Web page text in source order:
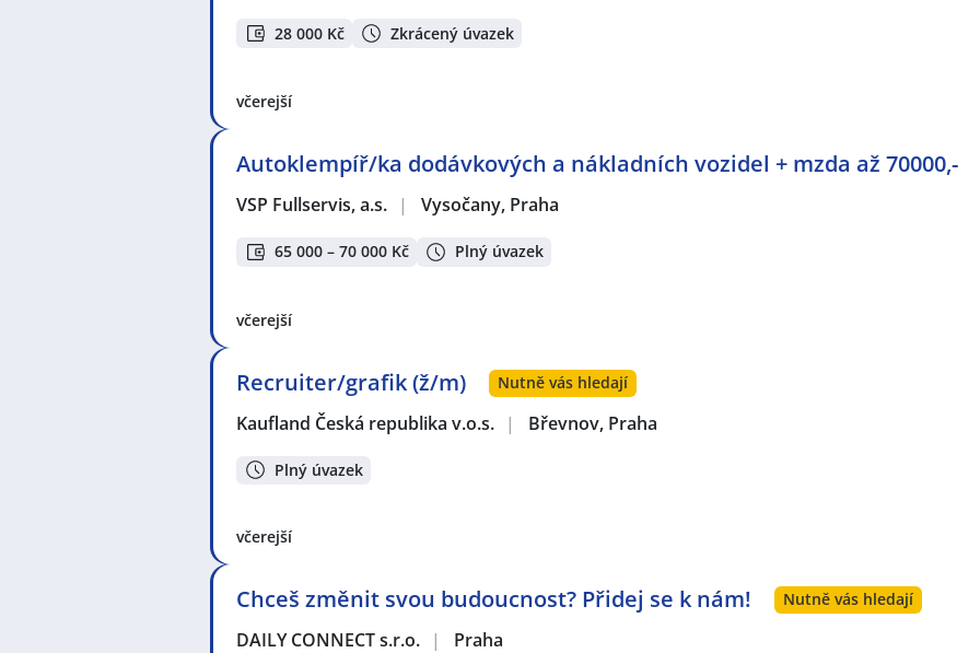
28 000 Kč Zkrácený úvazek
včerejší
Autoklempíř/ka dodávkových a nákladních vozidel + mzda až 70000,-
VSP Fullservis, a.s. | Vysočany, Praha
65 000 – 70 000 Kč Plný úvazek
včerejší
Recruiter/grafik (ž/m) Nutně vás hledají
Kaufland Česká republika v.o.s. | Břevnov, Praha
Plný úvazek
včerejší
Chceš změnit svou budoucnost? Přidej se k nám! Nutně vás hledají
DAILY CONNECT s.r.o. | Praha